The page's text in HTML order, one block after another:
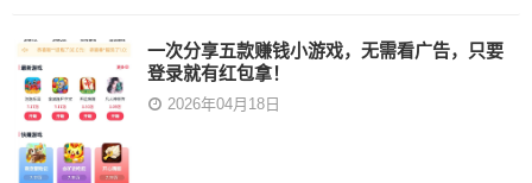
一次分享五款赚钱小游戏，无需看广告，只要
登录就有红包拿！
2026年04月18日